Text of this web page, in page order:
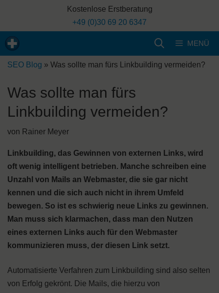
Kostenlose Erstberatung
+49 (0)30 69 20 6347
MENÜ
SEO Blog » Was sollte man fürs Linkbuilding vermeiden?
Was sollte man fürs
Linkbuilding vermeiden?
von Rainer Meyer
Linkbuilding, das Gewinnen von externen Links, wird
oft wenig intelligent betrieben. Manche schreiben eine
Unzahl von Mails an Webmaster, die sie gar nicht
kennen und die sich auch nicht in ihrem Umfeld
bewegen. So ist es schwierig neue Links zu gewinnen.
Man muss sich klarmachen, dass man den Nutzen
eines externen Links auch für den Webmaster
kommunizieren muss, der diesen Link setzt.
Automatisierte Verfahren zum Linkbuilding sind also selten
von Erfolg gekrönt. Die Mails, die hierzu von